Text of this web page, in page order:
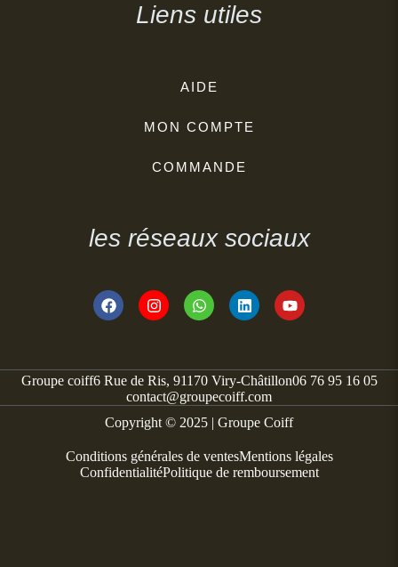
Liens utiles
AIDE
MON COMPTE
COMMANDE
les réseaux sociaux
Groupe coiff6 Rue de Ris, 91170 Viry-Châtillon06 76 95 16 05
contact@groupecoiff.com
Copyright © 2025 | Groupe Coiff
Conditions générales de ventesMentions légales
ConfidentialitéPolitique de remboursement